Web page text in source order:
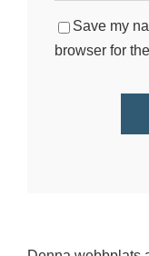
Save my
browser for